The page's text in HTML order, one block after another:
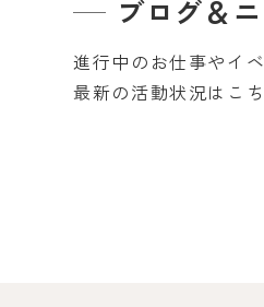
ブログ＆
進行中のお仕事やイ
最新の活動状況はこち